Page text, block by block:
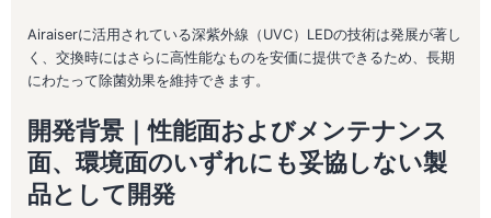
Airaiserに活用されている深紫外線（UVC）LEDの技術は発展が著し
く、交換時にはさらに高性能なものを安価に提供できるため、長期
にわたって除菌効果を維持できます。
開発背景｜性能面およびメンテナンス
面、環境面のいずれにも妥協しない製
品として開発